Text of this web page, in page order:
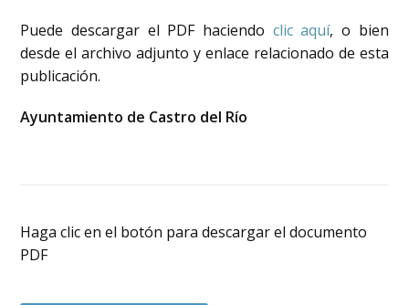
Puede descargar el PDF haciendo clic aquí, o bien
desde el archivo adjunto y enlace relacionado de esta
publicación.
Ayuntamiento de Castro del Río
Haga clic en el botón para descargar el documento
PDF